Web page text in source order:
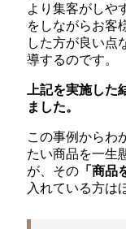
より集客がしや
をしながらお客
した方が良い点
導するのです。
上記を実施し
ました。
この事例からわ
たい商品を一生
が、その 「商品
入れている方は